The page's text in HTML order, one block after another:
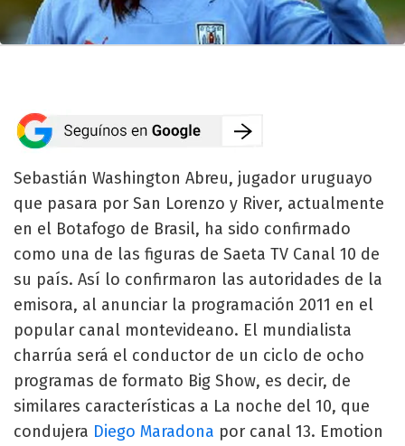
Sebastián Washington Abreu, jugador uruguayo
que pasara por San Lorenzo y River, actualmente
en el Botafogo de Brasil, ha sido confirmado
como una de las figuras de Saeta TV Canal 10 de
su país. Así lo confirmaron las autoridades de la
emisora, al anunciar la programación 2011 en el
popular canal montevideano. El mundialista
charrúa será el conductor de un ciclo de ocho
programas de formato Big Show, es decir, de
similares características a La noche del 10, que
condujera Diego Maradona por canal 13. Emotion